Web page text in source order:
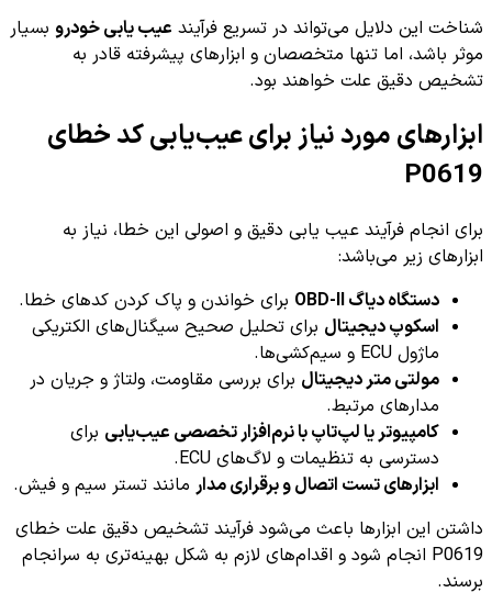
شناخت این دلایل می‌تواند در تسریع فرآیند عیب یابی خودرو بسیار
موثر باشد، اما تنها متخصصان و ابزارهای پیشرفته قادر به
تشخیص دقیق علت خواهند بود.
ابزارهای مورد نیاز برای عیب‌یابی کد خطای
P0619
برای انجام فرآیند عیب یابی دقیق و اصولی این خطا، نیاز به
ابزارهای زیر می‌باشد:
دستگاه دیاگ OBD-II
برای خواندن و پاک کردن کدهای خطا.
اسکوپ دیجیتال برای تحلیل صحیح سیگنال‌های الکتریکی
ماژول ECU و سیم‌کشی‌ها.
مولتی متر دیجیتال برای بررسی مقاومت، ولتاژ و جریان در
مدارهای مرتبط.
کامپیوتر یا لپ‌تاپ با نرم‌افزار تخصصی عیب‌یابی برای
دسترسی به تنظیمات و لاگ‌های ECU.
ابزارهای تست اتصال و برقراری مدار مانند تستر سیم و فیش.
داشتن این ابزارها باعث می‌شود فرآیند تشخیص دقیق علت خطای
P0619 انجام شود و اقدام‌های لازم به شکل بهینه‌تری به سرانجام
برسند.